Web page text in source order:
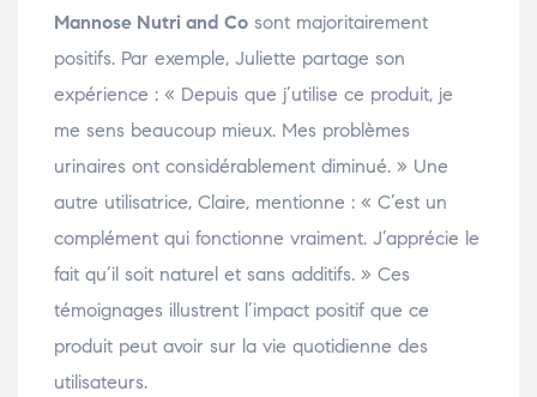
Mannose Nutri and Co sont majoritairement
positifs. Par exemple, Juliette partage son
expérience : « Depuis que j’utilise ce produit, je
me sens beaucoup mieux. Mes problèmes
urinaires ont considérablement diminué. » Une
autre utilisatrice, Claire, mentionne : « C’est un
complément qui fonctionne vraiment. J’apprécie le
fait qu’il soit naturel et sans additifs. » Ces
témoignages illustrent l’impact positif que ce
produit peut avoir sur la vie quotidienne des
utilisateurs.